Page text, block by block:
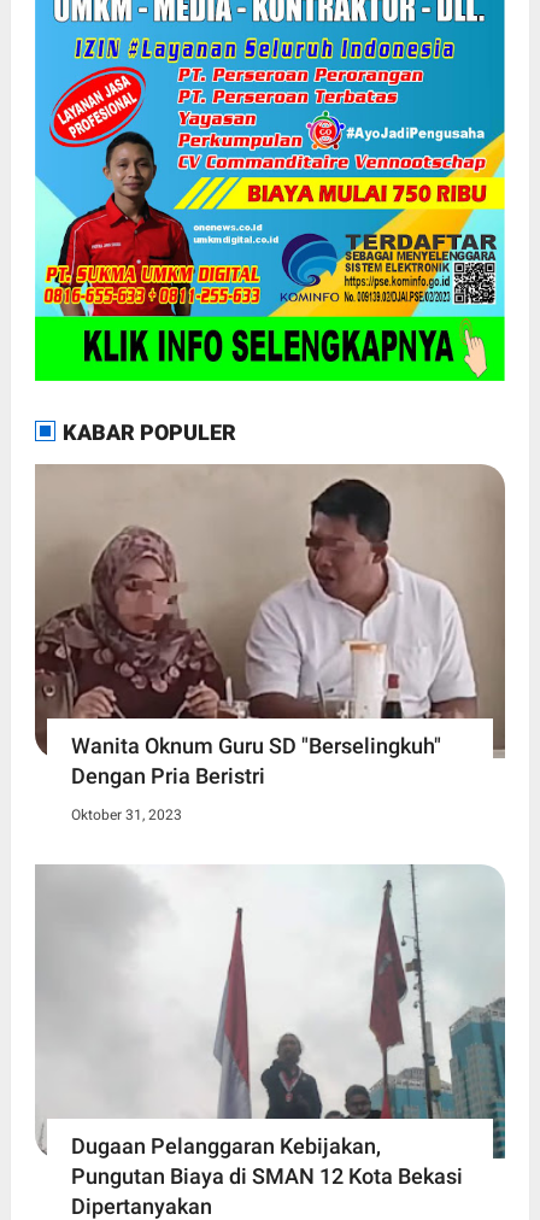
KABAR POPULER
Wanita Oknum Guru SD "Berselingkuh"
Dengan Pria Beristri
Oktober 31, 2023
Dugaan Pelanggaran Kebijakan,
Pungutan Biaya di SMAN 12 Kota Bekasi
Dipertanyakan